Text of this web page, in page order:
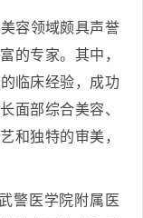
容领域颇具声誉
的专家。其中，
临床经验，成功
面部综合美容、
和独特的审美，
警医学院附属医